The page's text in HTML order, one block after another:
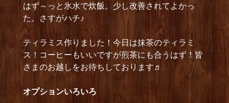
はず～っと氷水で炊飯。少し改善されてよかっ
た。さすがハチ♪
ティラミス作りました！今日は抹茶のティラミ
ス！コーヒーもいいですが煎茶にも合うはず！皆
さまのお越しをお待ちしております♬
オプションいろいろ